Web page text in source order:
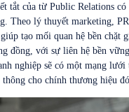
tắt của từ Public Relations có
Theo lý thuyết marketing,
tạo mối quan hệ bền chặt
đồng, với sự liên hệ bền
nghiệp sẽ có một mạng lưới
cho chính thương hiệu đó.